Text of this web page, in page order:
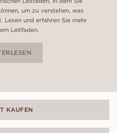
um zu verstehen, was
Lesen und erfahren Sie mehr
Leitfaden.
KAUFEN